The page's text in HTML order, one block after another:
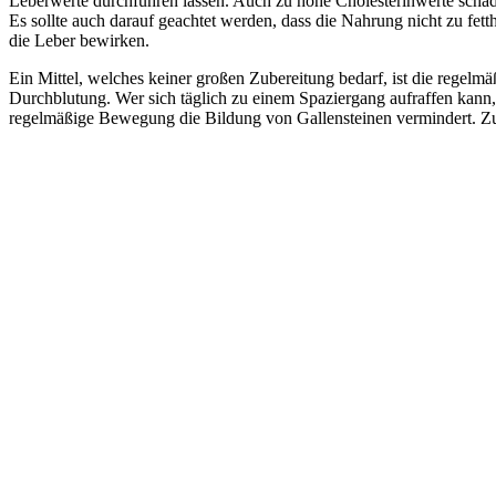
Es sollte auch darauf geachtet werden, dass die Nahrung nicht zu
die Leber bewirken.
Ein Mittel, welches keiner großen Zubereitung bedarf, ist die
Durchblutung. Wer sich täglich zu einem Spaziergang aufraffen
regelmäßige Bewegung die Bildung von Gallensteinen vermindert.